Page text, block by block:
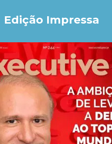
Edição Impressa